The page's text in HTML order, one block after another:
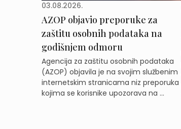
03.08.2026.
AZOP objavio preporuke za
zaštitu osobnih podataka na
godišnjem odmoru
Agencija za zaštitu osobnih podataka
(AZOP) objavila je na svojim službenim
internetskim stranicama niz preporuka
kojima se korisnike upozorava na ...